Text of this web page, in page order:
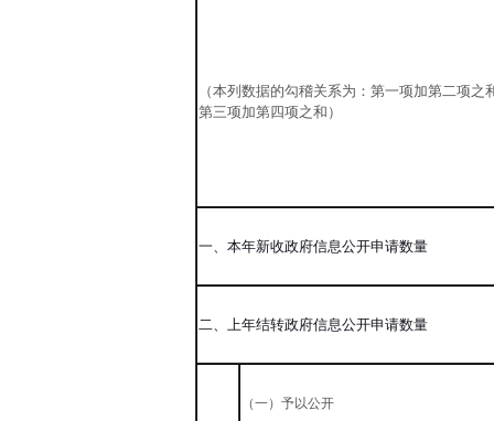
（本列数据的勾稽关系为：第一项加第二项之
第三项加第四项之和）
一、本年新收政府信息公开申请数量
二、上年结转政府信息公开申请数量
（一）予以公开